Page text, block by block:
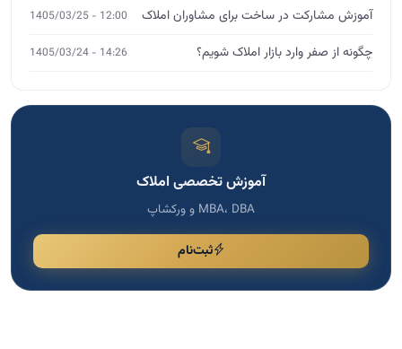
آموزش مشارکت در ساخت برای مشاوران املاک 12:00 - 1405/03/25
چگونه از صفر وارد بازار املاک شویم؟ 14:26 - 1405/03/24
آموزش تخصصی املاک
MBA، DBA و ورکشاپ
ثبت‌نام